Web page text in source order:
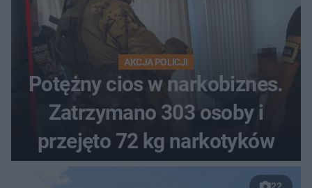
AKCJA POLICJI
Potężny cios w narkobiznes.
Zatrzymano 303 osoby i
przejęto 72 kg narkotyków
22